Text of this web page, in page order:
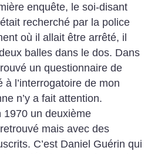
enquête, le soi-disant
recherché par la police
où il allait être arrêté, il
balles dans le dos. Dans
un questionnaire de
à l’interrogatoire de mon
n’y a fait attention.
1970 un deuxième
mais avec des
C’est Daniel Guérin qui